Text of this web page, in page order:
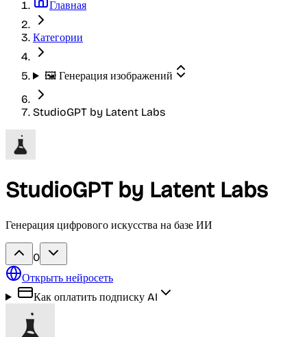
Главная
Категории
🖼️ Генерация изображений
StudioGPT by Latent Labs
StudioGPT by Latent Labs
Генерация цифрового искусства на базе ИИ
0
Открыть нейросеть
Как оплатить подписку AI